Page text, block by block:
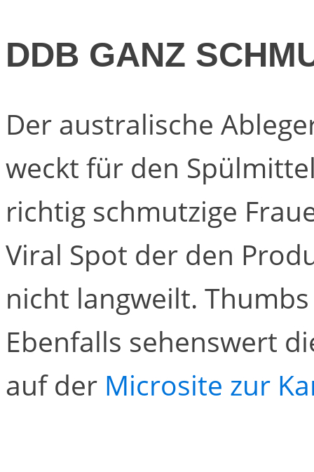
DDB GANZ
Der australische
weckt für den
richtig schmutzige
Viral Spot der den
nicht langweilt.
Ebenfalls sehenswert
auf der Microsite zur